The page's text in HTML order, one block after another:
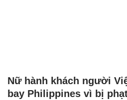
Nữ hành khách người
bay Philippines vì bị